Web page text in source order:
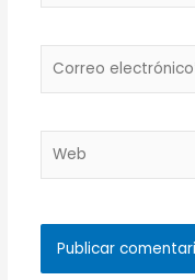
electrónico*